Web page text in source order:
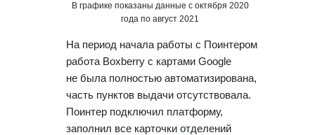
В графике показаны данные с октября 2020
года по август 2021
На период начала работы с Поинтером
работа Boxberry с картами Google
не была полностью автоматизирована,
часть пунктов выдачи отсутствовала.
Поинтер подключил платформу,
заполнил все карточки отделений